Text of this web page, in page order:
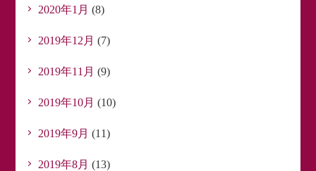
2020年1月 (8)
2019年12月 (7)
2019年11月 (9)
2019年10月 (10)
2019年9月 (11)
2019年8月 (13)